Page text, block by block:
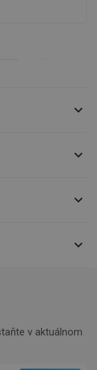




v aktuálnom